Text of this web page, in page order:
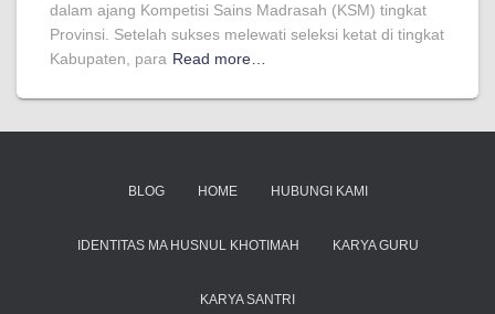
dalam ajang Kompetisi Sains Madrasah (KSM) tingkat
Provinsi. Setelah sukses melewati seleksi ketat di tingkat
Kabupaten, para Read more…
BLOG HOME HUBUNGI KAMI
IDENTITAS MA HUSNUL KHOTIMAH KARYA GURU
KARYA SANTRI